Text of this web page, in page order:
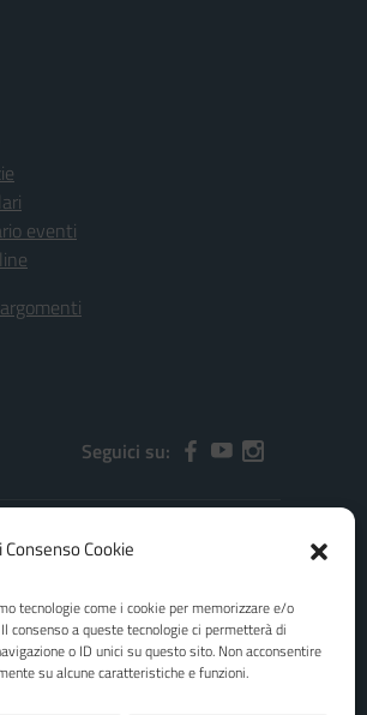
Consenso Cookie
tecnologie come i cookie per memorizzare e/o
consenso a queste tecnologie ci permetterà di
o ID unici su questo sito. Non acconsentire
su alcune caratteristiche e funzioni.
eventi
Seguici su: